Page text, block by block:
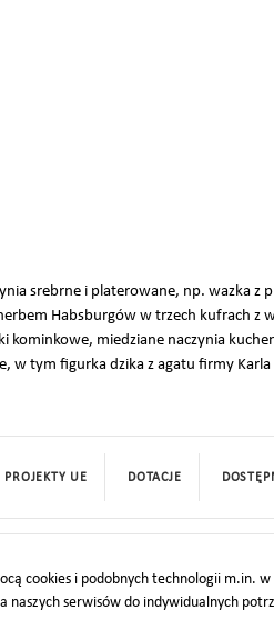
srebrne i platerowane, np. wazka z
Habsburgów w trzech kufrach z
kominkowe, miedziane naczynia
w tym figurka dzika z agatu firmy Karla
cookies i podobnych technologii m.in.
naszych serwisów do indywidualnych
PROJEKTY UE DOTACJE